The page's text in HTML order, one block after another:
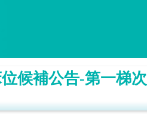
候補公告-第一梯次